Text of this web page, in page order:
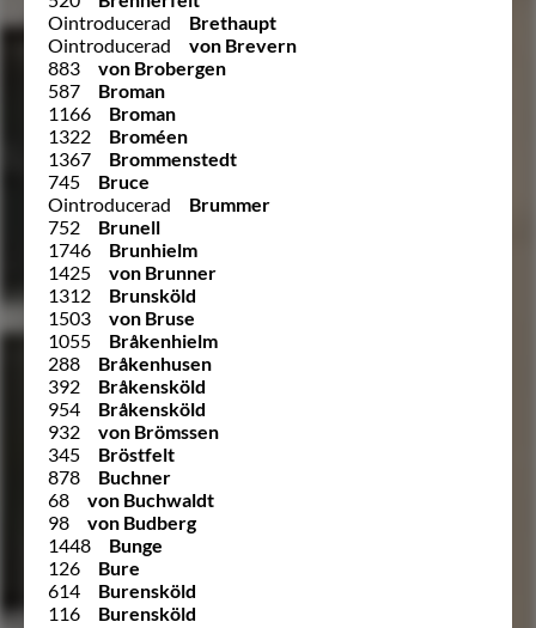
Ointroducerad
Brethaupt
Ointroducerad
von Brevern
883
von Brobergen
587
Broman
1166
Broman
1322
Broméen
1367
Brommenstedt
745
Bruce
Ointroducerad
Brummer
752
Brunell
1746
Brunhielm
1425
von Brunner
1312
Brunsköld
1503
von Bruse
1055
Bråkenhielm
288
Bråkenhusen
392
Bråkensköld
954
Bråkensköld
932
von Brömssen
345
Bröstfelt
878
Buchner
68
von Buchwaldt
98
von Budberg
1448
Bunge
126
Bure
614
Burensköld
116
Burensköld